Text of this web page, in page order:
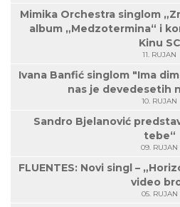
Mimika Orchestra singlom
album „Medzotermina“ i
Kinu SC
11. RUJAN
Ivana Banfić singlom "Ima
nas je devedesetih
10. RUJAN
Sandro Bjelanović
tebe“
09. RUJAN
FLUENTES: Novi singl –
video
05. RUJAN